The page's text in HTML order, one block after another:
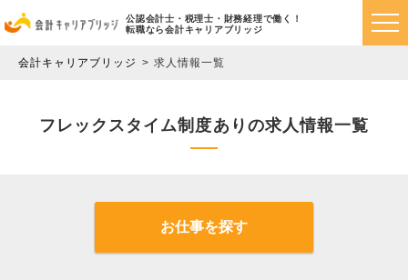
公認会計士・税理士・財務経理で働く！
転職なら会計キャリアブリッジ
会計キャリアブリッジ 求人情報一覧
フレックスタイム制度ありの求人情報一覧
お仕事を探す